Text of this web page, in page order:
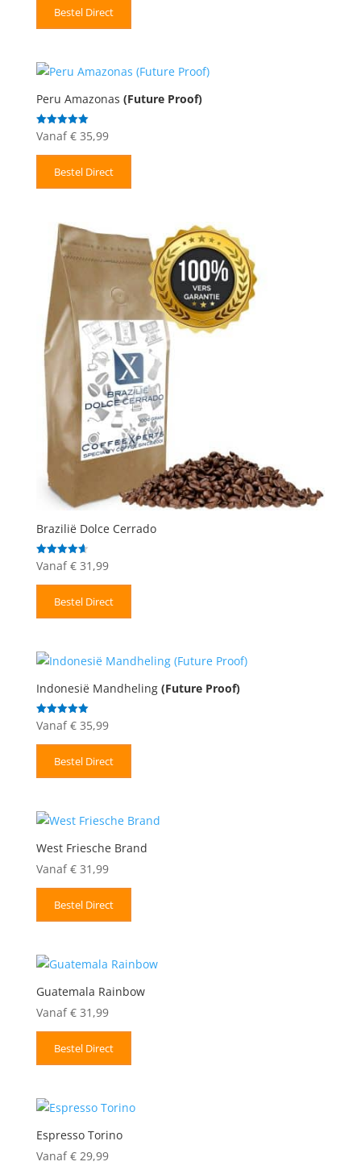
Bestel Direct
Peru Amazonas (Future Proof)
Gewaardeerd
5.00
Vanaf €35,99
Bestel Direct
Brazilië Dolce Cerrado
Gewaardeerd
4.67
Vanaf €31,99
Bestel Direct
Indonesië Mandheling (Future Proof)
Gewaardeerd
5.00
Vanaf €35,99
Bestel Direct
West Friesche Brand
Vanaf €31,99
Bestel Direct
Guatemala Rainbow
Vanaf €31,99
Bestel Direct
Espresso Torino
Vanaf €29,99